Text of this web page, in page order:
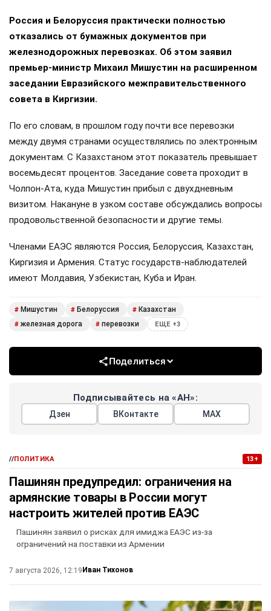
Россия и Белоруссия практически полностью
отказались от бумажных документов при
железнодорожных перевозках. Об этом заявил
премьер-министр Михаил Мишустин на расширенном
заседании Евразийского межправительственного
совета в Киргизии.
По его словам, в прошлом году почти все перевозки
между двумя странами осуществлялись по электронным
документам. С Казахстаном этот показатель превышает
восемьдесят процентов. Заседание совета проходит в
Чолпон-Ата, куда Мишустин прибыл с двухдневным
визитом. Накануне в узком составе обсуждались вопросы
продовольственной безопасности и другие темы.
Членами ЕАЭС являются Россия, Белоруссия, Казахстан,
Киргизия и Армения. Статус государств-наблюдателей
имеют Молдавия, Узбекистан, Куба и Иран.
# Мишустин # Белоруссия # Казахстан
# железная дорога # перевозки ЕЩЕ +3
Поделиться
Подписывайтесь на «АН»:
Дзен ВКонтакте МАХ
//ПОЛИТИКА 13+
Пашинян предупредил: ограничения на
армянские товары в России могут
настроить жителей против ЕАЭС
Пашинян заявил о рисках для имиджа ЕАЭС из-за
ограничений на поставки из Армении
7 августа 2026, 12:19 Иван Тихонов